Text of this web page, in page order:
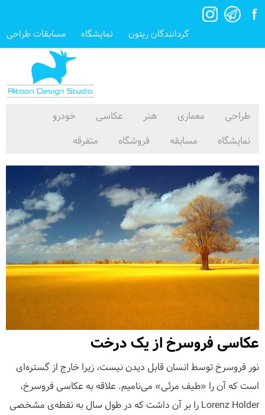
گردانندگان ریتون نمایشگاه مسابقات طراحی
طراحی معماری هنر عکاسی
خودرو
نمایشگاه
مسابقه فروشگاه متفرقه
عکاسی فروسرخ از یک درخت
نور فروسرخ توسط انسان قابل دیدن نیست، زیرا خارج از گستره‌ای
است که آن را «طیف مرئی» می‌نامیم. علاقه به عکاسی فروسرخ،
Lorenz Holder را بر آن داشت که در طول سال به نقطه‌ی مشخصی